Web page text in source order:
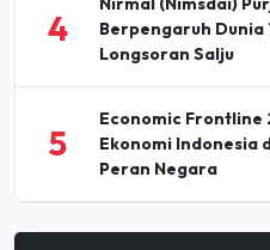
4
Berpengaruh
Longsoran Salju
5
Economic Frontline
Ekonomi Indonesia
Peran Negara